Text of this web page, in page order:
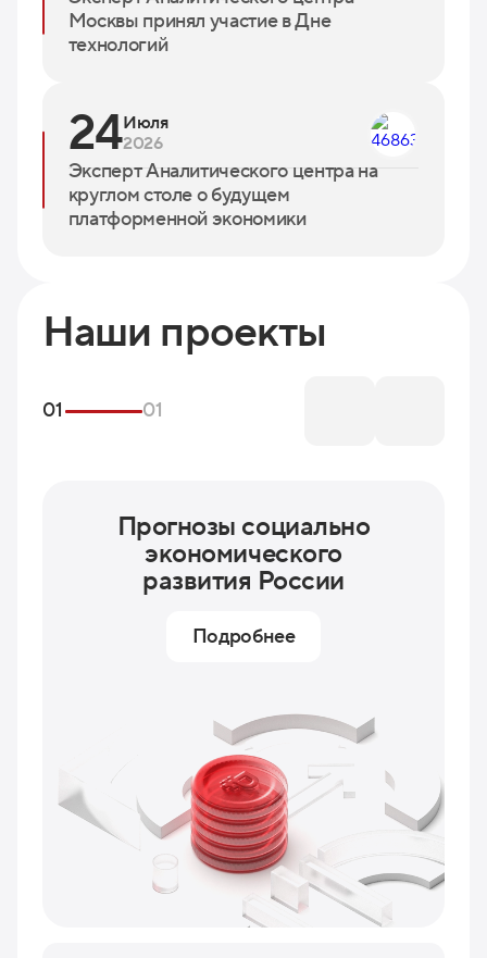
Москвы принял участие в Дне
технологий
24Июля
2026
Эксперт Аналитического центра на
круглом столе о будущем
платформенной экономики
Наши проекты
01 01
Прогнозы социально
экономического
развития России
Подробнее